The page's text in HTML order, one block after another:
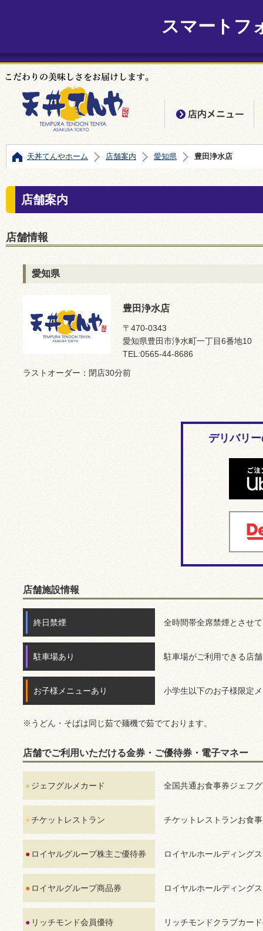
スマートフ
天丼てんやホーム 店舗案内 愛知県 豊田浄水店
店舗案内
店舗情報
愛知県
豊田浄水店
〒470-0343
愛知県豊田市浄水町一丁目6番地10
TEL:0565-44-8686
ラストオーダー：閉店30分前
デリバリ
店舗施設情報
終日禁煙 全時間帯全席禁煙とさせ
駐車場あり 駐車場がご利用できる店
お子様メニューあり 小学生以下のお子様限定
※うどん・そばは同じ茹で麺機で茹でております。
店舗でご利用いただける金券・ご優待券・電子マネー
ジェフグルメカード 全国共通お食事券ジェフ
チケットレストラン チケットレストランお食
ロイヤルグループ株主ご優待券 ロイヤルホールディング
ロイヤルグループ商品券 ロイヤルホールディング
リッチモンド会員優待 リッチモンドクラブカー